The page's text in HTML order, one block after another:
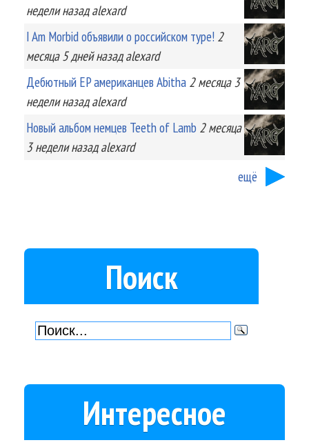
неделиназад alexard
I Am Morbid объявили о российском туре! 2
месяца 5 днейназад alexard
Дебютный EP американцев Abitha 2 месяца 3
неделиназад alexard
Новый альбом немцев Teeth of Lamb 2 месяца
3 неделиназад alexard
ещё
Поиск
Интересное